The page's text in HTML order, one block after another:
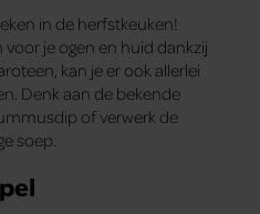
in de herfstkeuken!
je ogen en huid dankzij
kan je er ook allerlei
Denk aan de bekende
of verwerk de
soep.